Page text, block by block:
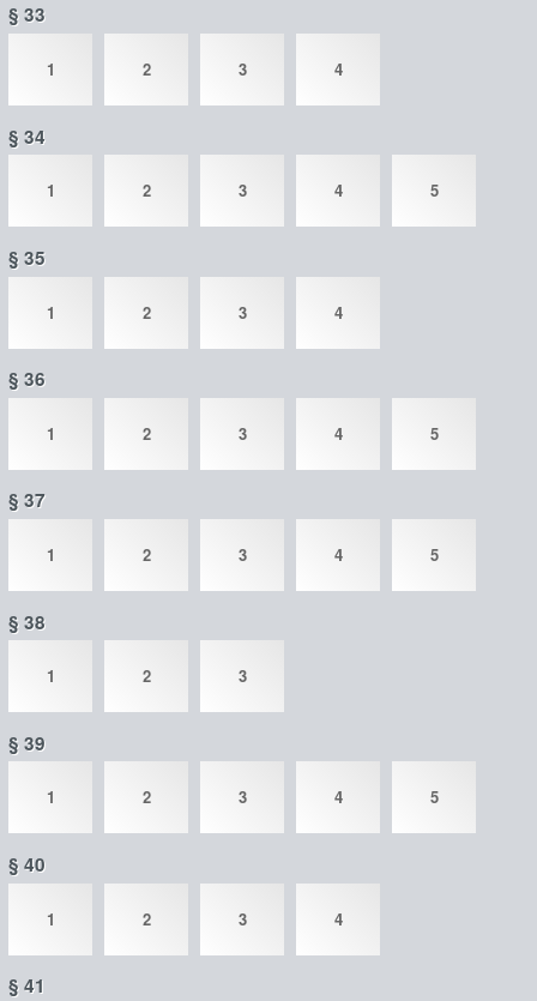
§ 33
1 2 3 4
§ 34
1 2 3 4 5
§ 35
1 2 3 4
§ 36
1 2 3 4 5
§ 37
1 2 3 4 5
§ 38
1 2 3
§ 39
1 2 3 4 5
§ 40
1 2 3 4
§ 41